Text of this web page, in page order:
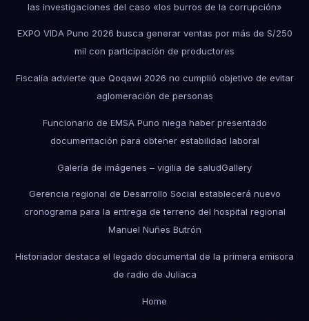
las investigaciones del caso «los burros de la corrupción»
EXPO VIDA Puno 2026 busca generar ventas por más de S/250
mil con participación de productores
Fiscalía advierte que Qoqawi 2026 no cumplió objetivo de evitar
aglomeración de personas
Funcionario de EMSA Puno niega haber presentado
documentación para obtener estabilidad laboral
Galería de imágenes – vigilia de saludGallery
Gerencia regional de Desarrollo Social establecerá nuevo
cronograma para la entrega de terreno del hospital regional
Manuel Nuñes Butrón
Historiador destaca el legado documental de la primera emisora
de radio de Juliaca
Home